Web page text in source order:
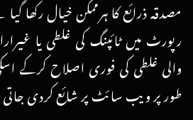
مصدقہ ذرائع کا ہرممکن خیال رکھا
رپورٹ میں ٹائپنگ کی غلطی یا
والی غلطی کی فوری اصلاح کرکے
طور پر ویب سائٹ پر شائع کردی